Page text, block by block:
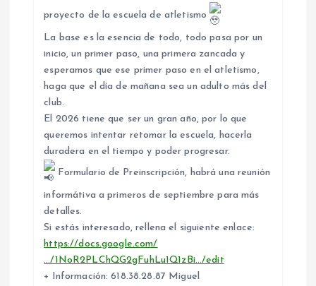
proyecto de la escuela de atletismo
La base es la esencia de todo, todo pasa por un
inicio, un primer paso, una primera zancada y
esperamos que ese primer paso en el atletismo,
haga que el día de mañana sea un adulto más del
club.
El 2026 tiene que ser un gran año, por lo que
queremos intentar retomar la escuela, hacerla
duradera en el tiempo y poder progresar.
Formulario de Preinscripción, habrá una reunión
informátiva a primeros de septiembre para más
detalles.
Si estás interesado, rellena el siguiente enlace:
https://docs.google.com/
…/1NoR2PLChQG2gFuhLu1Q1zBi…/edit
+ Información: 618.38.28.87 Miguel